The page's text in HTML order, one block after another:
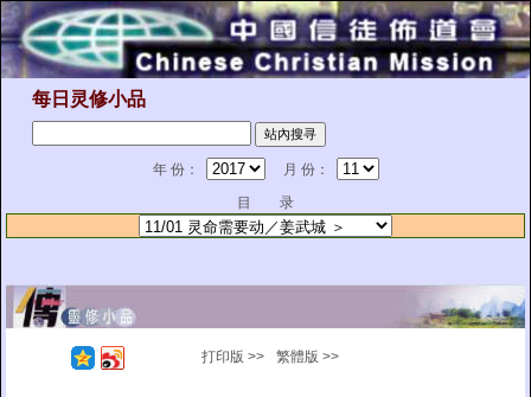
每日灵修小品
年 份：
月 份：
目 录
打印版 >> 繁體版 >>